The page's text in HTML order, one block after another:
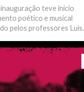
teve início
poético e musical
pelos professores Luís
Veloso. Seguiu-se uma
pela autora Leonor
superior do
de Engenharia